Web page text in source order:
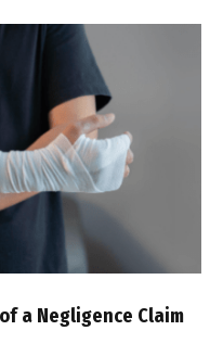
a Negligence Claim